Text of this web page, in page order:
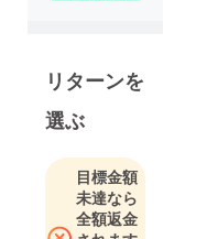
日々の生活
にもう少し
だけ彩り
を、健康
を、充実
を、ワクワ
リターンを
選ぶ
目標金額
未達なら
全額返金